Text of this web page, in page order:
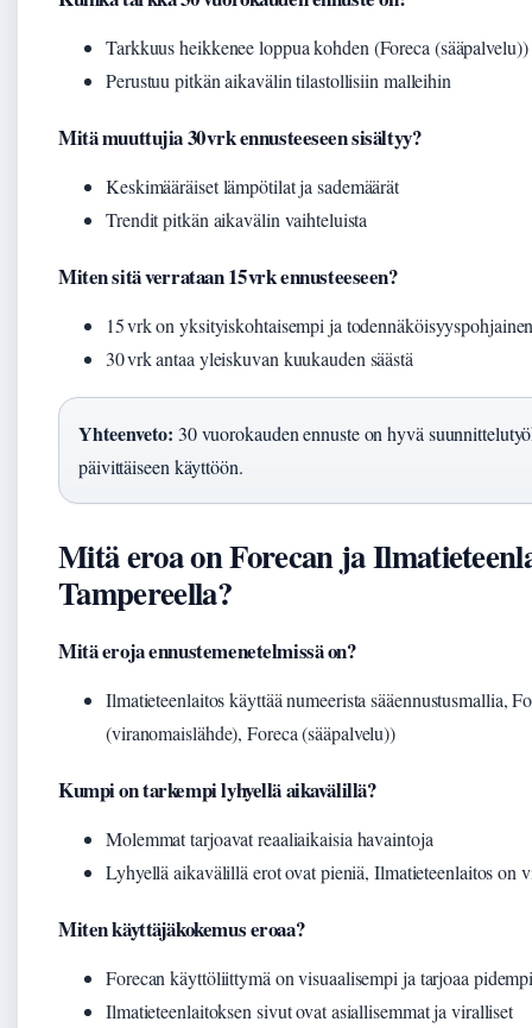
Tarkkuus heikkenee loppua kohden (Foreca (sääpalvelu))
Perustuu pitkän aikavälin tilastollisiin malleihin
Mitä muuttujia 30 vrk ennusteeseen sisältyy?
Keskimääräiset lämpötilat ja sademäärät
Trendit pitkän aikavälin vaihteluista
Miten sitä verrataan 15 vrk ennusteeseen?
15 vrk on yksityiskohtaisempi ja
30 vrk antaa yleiskuvan kuukauden säästä
Yhteenveto: 30 vuorokauden ennuste on hyvä
päivittäiseen käyttöön.
Mitä eroa on Forecan ja
Tampereella?
Mitä eroja ennustemenetelmissä on?
Ilmatieteenlaitos käyttää numeerista sääennustusmallia,
(viranomaislähde), Foreca (sääpalvelu))
Kumpi on tarkempi lyhyellä aikavälillä?
Molemmat tarjoavat reaaliaikaisia havaintoja
Lyhyellä aikavälillä erot ovat pieniä, Ilmatieteenlaitos on
Miten käyttäjäkokemus eroaa?
Forecan käyttöliittymä on visuaalisempi ja tarjoaa
Ilmatieteenlaitoksen sivut ovat asiallisemmat ja viralliset